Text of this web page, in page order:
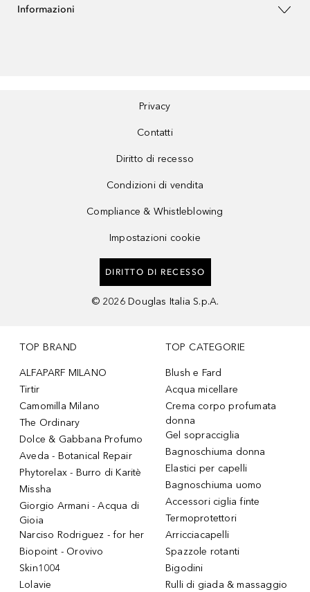
Informazioni
Privacy
Contatti
Diritto di recesso
Condizioni di vendita
Compliance & Whistleblowing
Impostazioni cookie
DIRITTO DI RECESSO
© 2026 Douglas Italia S.p.A.
TOP BRAND
ALFAPARF MILANO
Tirtir
Camomilla Milano
The Ordinary
Dolce & Gabbana Profumo
Aveda - Botanical Repair
Phytorelax - Burro di Karitè
Missha
Giorgio Armani - Acqua di
Gioia
Narciso Rodriguez - for her
Biopoint - Orovivo
Skin1004
Lolavie
TOP CATEGORIE
Blush e Fard
Acqua micellare
Crema corpo profumata
donna
Gel sopracciglia
Bagnoschiuma donna
Elastici per capelli
Bagnoschiuma uomo
Accessori ciglia finte
Termoprotettori
Arricciacapelli
Spazzole rotanti
Bigodini
Rulli di giada & massaggio